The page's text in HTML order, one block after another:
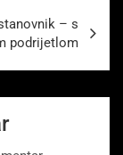
– s
podrijetlom